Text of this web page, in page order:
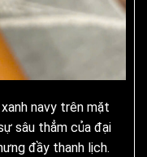
navy trên mặt
sâu thẳm của đại
đầy thanh lịch.